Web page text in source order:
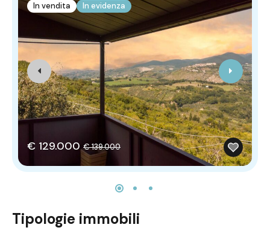
In vendita In evidenza
€ 129.000 € 139.000
Tipologie immobili